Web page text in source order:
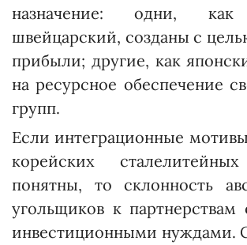
назначение: одни,
швейцарский, созданы с
прибыли; другие, как
на ресурсное обеспечение
групп.
Если интеграционные
корейских
понятны, то склонность
угольщиков к партнерствам
инвестиционными нуждами.